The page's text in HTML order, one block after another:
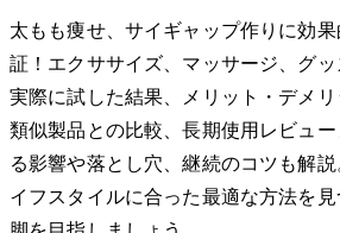
太もも痩せ、サイギャップ作りに効
証！エクササイズ、マッサージ、グ
実際に試した結果、メリット・デメリ
類似製品との比較、長期使用レビュ
る影響や落とし穴、継続のコツも解
イフスタイルに合った最適な方法を